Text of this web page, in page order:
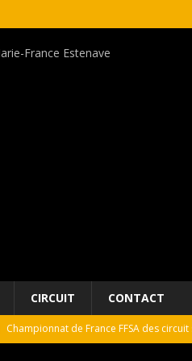
CIRCUIT CONTACT
Championnat de France FFSA des